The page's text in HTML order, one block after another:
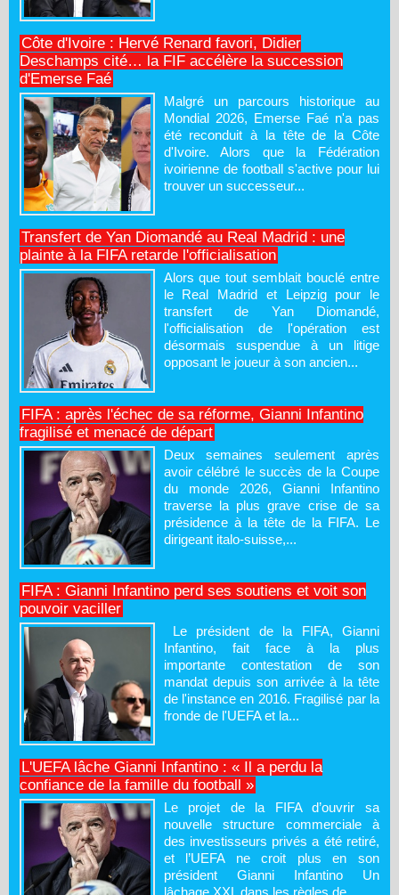
Côte d'Ivoire : Hervé Renard favori, Didier
Deschamps cité… la FIF accélère la succession
d'Emerse Faé
Malgré un parcours historique au
Mondial 2026, Emerse Faé n'a pas
été reconduit à la tête de la Côte
d'Ivoire. Alors que la Fédération
ivoirienne de football s'active pour lui
trouver un successeur...
Transfert de Yan Diomandé au Real Madrid : une
plainte à la FIFA retarde l'officialisation
Alors que tout semblait bouclé entre
le Real Madrid et Leipzig pour le
transfert de Yan Diomandé,
l'officialisation de l'opération est
désormais suspendue à un litige
opposant le joueur à son ancien...
FIFA : après l'échec de sa réforme, Gianni Infantino
fragilisé et menacé de départ
Deux semaines seulement après
avoir célébré le succès de la Coupe
du monde 2026, Gianni Infantino
traverse la plus grave crise de sa
présidence à la tête de la FIFA. Le
dirigeant italo-suisse,...
FIFA : Gianni Infantino perd ses soutiens et voit son
pouvoir vaciller
Le président de la FIFA, Gianni
Infantino, fait face à la plus
importante contestation de son
mandat depuis son arrivée à la tête
de l'instance en 2016. Fragilisé par la
fronde de l'UEFA et la...
L'UEFA lâche Gianni Infantino : « Il a perdu la
confiance de la famille du football »
Le projet de la FIFA d’ouvrir sa
nouvelle structure commerciale à
des investisseurs privés a été retiré,
et l’UEFA ne croit plus en son
président Gianni Infantino Un